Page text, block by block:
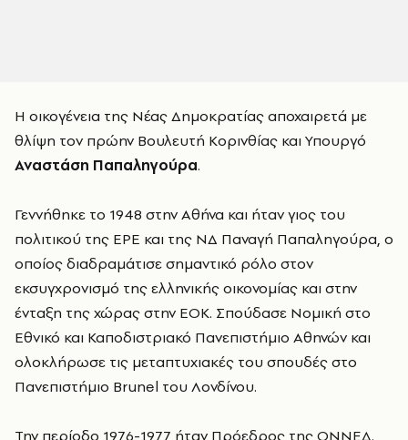
Η οικογένεια της Νέας Δημοκρατίας αποχαιρετά με
θλίψη τον πρώην Βουλευτή Κορινθίας και Υπουργό
Αναστάση Παπαληγούρα.
Γεννήθηκε το 1948 στην Αθήνα και ήταν γιος του
πολιτικού της ΕΡΕ και της ΝΔ Παναγή Παπαληγούρα, ο
οποίος διαδραμάτισε σημαντικό ρόλο στον
εκσυγχρονισμό της ελληνικής οικονομίας και στην
ένταξη της χώρας στην ΕΟΚ. Σπούδασε Νομική στο
Εθνικό και Καποδιστριακό Πανεπιστήμιο Αθηνών και
ολοκλήρωσε τις μεταπτυχιακές του σπουδές στο
Πανεπιστήμιο Brunel του Λονδίνου.
Την περίοδο 1976-1977 ήταν Πρόεδρος της ΟΝΝΕΔ.